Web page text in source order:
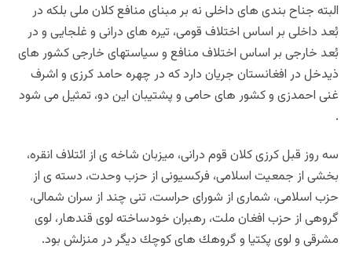
البته جناح بندى هاى داخلى نه بر مبناى منافع كلان ملى بلكه در
بُعد داخلى بر اساس اختلاف قومى، تيره هاى درانى و غلجايى و در
بُعد خارجى بر اساس اختلاف منافع و سياستهاى خارجى كشور هاى
ذيدخل در افغانستان جريان دارد كه در چهره حامد كرزى و اشرف
غنى احمدزى و كشور هاى حامى و پشتيبان اين دو، تمثيل مى شود
.
سه روز قبل كرزى كلان قوم درانى، ميزبان شاخه ى از ائتلاف انقره،
بخشى از جمعيت اسلامى، فركسيونى از حزب وحدت، دسته ى از
حزب اسلامى، شمارى از شوراى حراست، تنى چند از سران شمالى،
گروهى از حزب افغان ملت، رهبران خودساخته لوى قندهار، لوى
مشرقى و لوى پكتيا و گروهك هاى كوچك ديگر در منزلش بود.